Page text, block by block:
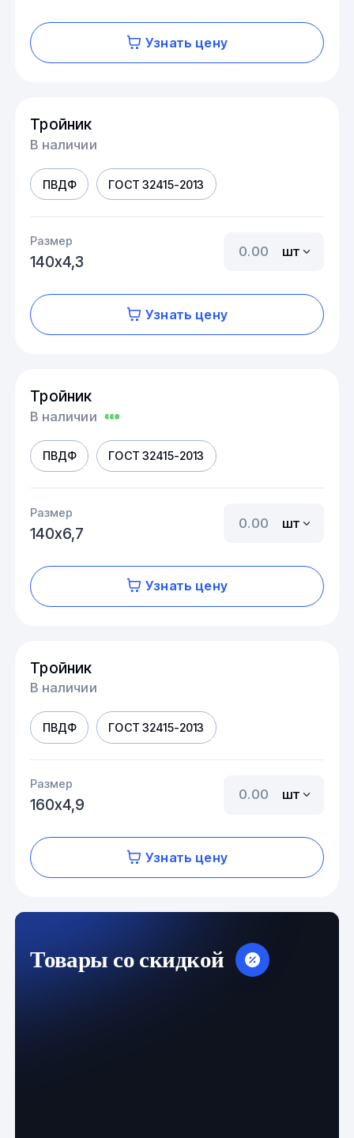
Узнать цену
Тройник
В наличии
ПВДФ ГОСТ 32415-2013
Размер
140х4,3
шт
Узнать цену
Тройник
В наличии
ПВДФ ГОСТ 32415-2013
Размер
140х6,7
шт
Узнать цену
Тройник
В наличии
ПВДФ ГОСТ 32415-2013
Размер
160х4,9
шт
Узнать цену
Товары со скидкой